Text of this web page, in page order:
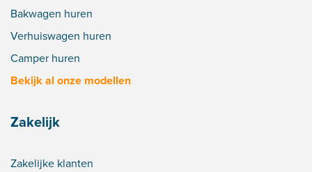
Bakwagen huren
Verhuiswagen huren
Camper huren
Bekijk al onze modellen
Zakelijk
Zakelijke klanten